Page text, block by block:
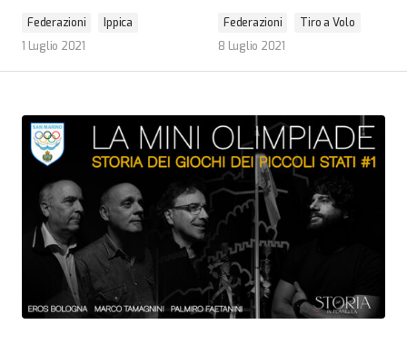
Federazioni
Ippica
1 Luglio 2021
Federazioni
Tiro a Volo
8 Luglio 2021